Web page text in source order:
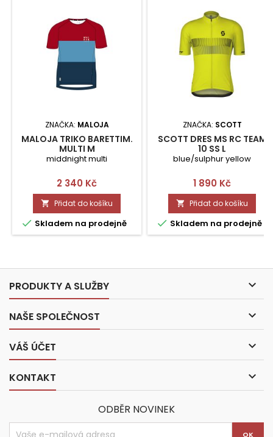
ZNAČKA: MALOJA
MALOJA TRIKO BARETTIM.
MULTI M
middnight multi
Cena
2 340 Kč
 Přidat do košíku
 Skladem na prodejně
ZNAČKA: SCOTT
SCOTT DRES MS RC TEAM
10 SS L
blue/sulphur yellow
Cena
1 890 Kč
 Přidat do košíku
 Skladem na prodejně
PRODUKTY A SLUŽBY 
NAŠE SPOLEČNOST 
VÁŠ ÚČET 
KONTAKT 
ODBĚR NOVINEK